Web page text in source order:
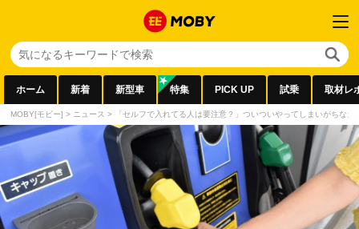
ホーム 新着 新型車 特集 PICK UP 試乗 取材レ
MOBY[モビー] > ニュース > 「セルフで入れてる人は要注意？」ついついやってしまいがちな